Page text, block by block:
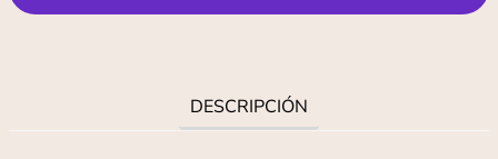
DESCRIPCIÓN